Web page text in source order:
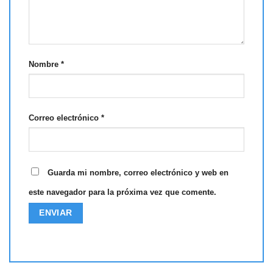
Nombre *
Correo electrónico *
Guarda mi nombre, correo electrónico y web en
este navegador para la próxima vez que comente.